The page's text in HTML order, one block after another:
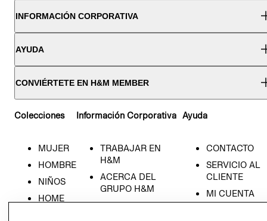
INFORMACIÓN CORPORATIVA
AYUDA
CONVIÉRTETE EN H&M MEMBER
Colecciones
MUJER
HOMBRE
NIÑOS
HOME
Información Corporativa
TRABAJAR EN
H&M
ACERCA DEL
GRUPO H&M
RESPONSABILIDAD
Ayuda
CONTACTO
SERVICIO AL
CLIENTE
MI CUENTA